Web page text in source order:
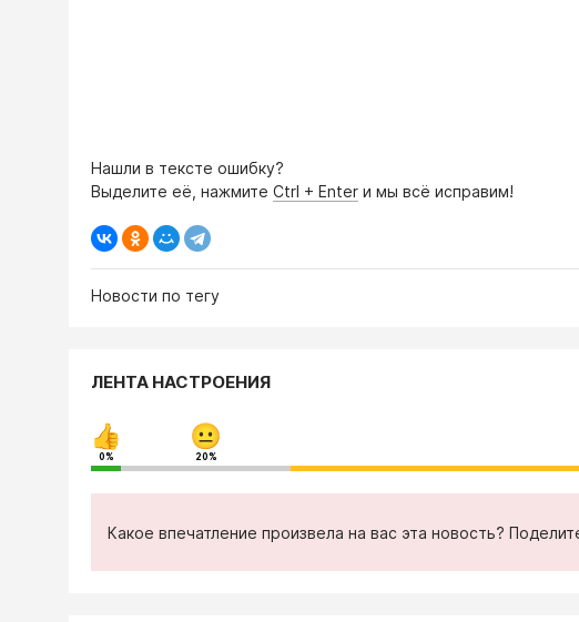
Нашли в тексте ошибку?
Выделите её, нажмите Ctrl + Enter и мы всё исправим!
Новости по тегу
ЛЕНТА НАСТРОЕНИЯ
0% 20%
Какое впечатление произвела на вас эта новость?